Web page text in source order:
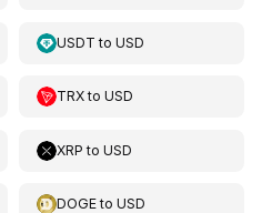
USDT toUSD
TRXtoUSD
XRP toUSD
DOGEtoUSD